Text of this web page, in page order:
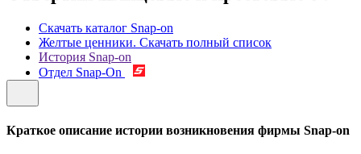
Скачать каталог Snap-on
Желтые ценники. Скачать полный список
История Snap-on
Отдел Snap-On
Краткое описание истории возникновения фирмы Snap-on